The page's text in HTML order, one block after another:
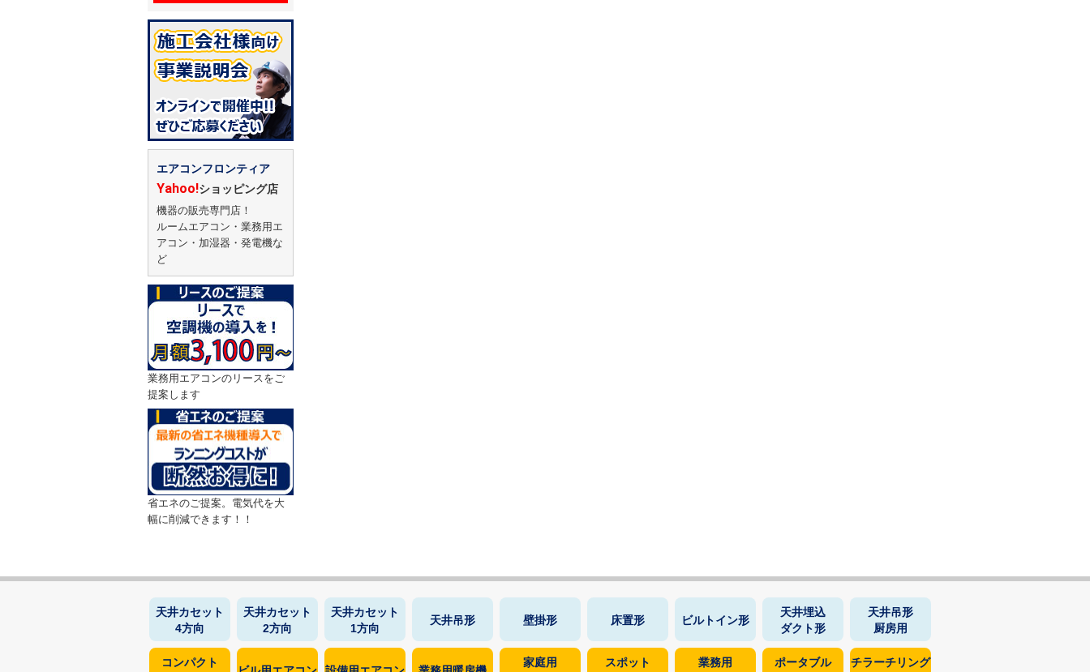
エアコンフロンティア
Yahoo!ショッピング店
機器の販売専門店！
ルームエアコン・業務用エ
アコン・加湿器・発電機な
ど
業務用エアコンのリースをご
提案します
省エネのご提案。電気代を大
幅に削減できます！！
天井カセット
4方向
天井カセット
2方向
天井カセット
1方向
天井吊形 壁掛形 床置形 ビルトイン形
天井埋込
ダクト形
天井吊形
厨房用
コンパクト 家庭用 スポット 業務用 ポータブル チラーチリング